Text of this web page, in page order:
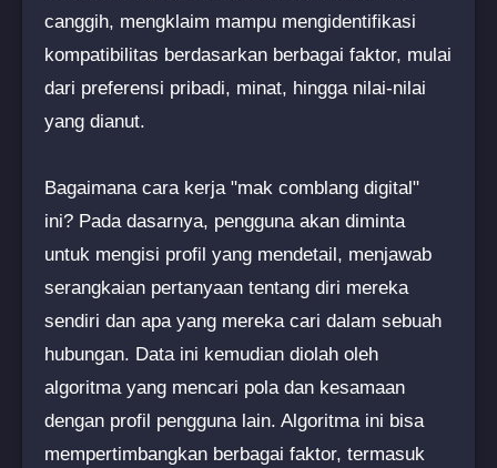
canggih, mengklaim mampu mengidentifikasi
kompatibilitas berdasarkan berbagai faktor, mulai
dari preferensi pribadi, minat, hingga nilai-nilai
yang dianut.
Bagaimana cara kerja "mak comblang digital"
ini? Pada dasarnya, pengguna akan diminta
untuk mengisi profil yang mendetail, menjawab
serangkaian pertanyaan tentang diri mereka
sendiri dan apa yang mereka cari dalam sebuah
hubungan. Data ini kemudian diolah oleh
algoritma yang mencari pola dan kesamaan
dengan profil pengguna lain. Algoritma ini bisa
mempertimbangkan berbagai faktor, termasuk